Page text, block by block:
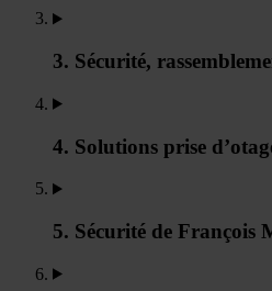
3. Sécurité,
4. Solutions prise
5. Sécurité de François